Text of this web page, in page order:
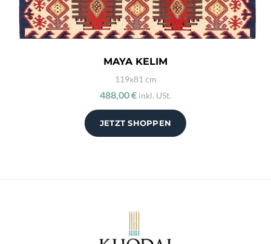
JETZT SHOPPEN
MAYA KELIM
119x81 cm
488,00 € inkl. USt.